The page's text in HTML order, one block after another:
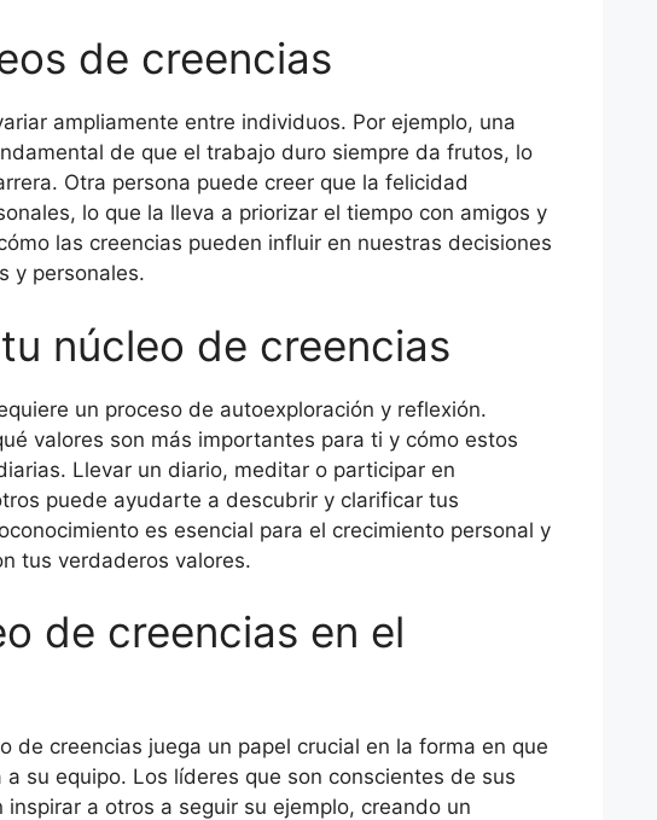
de creencias
ampliamente entre individuos. Por ejemplo, una
de que el trabajo duro siempre da frutos, lo
Otra persona puede creer que la felicidad
lo que la lleva a priorizar el tiempo con amigos y
las creencias pueden influir en nuestras decisiones
y personales.
núcleo de creencias
un proceso de autoexploración y reflexión.
valores son más importantes para ti y cómo estos
Llevar un diario, meditar o participar en
puede ayudarte a descubrir y clarificar tus
es esencial para el crecimiento personal y
tus verdaderos valores.
de creencias en el
de creencias juega un papel crucial en la forma en que
su equipo. Los líderes que son conscientes de sus
a otros a seguir su ejemplo, creando un